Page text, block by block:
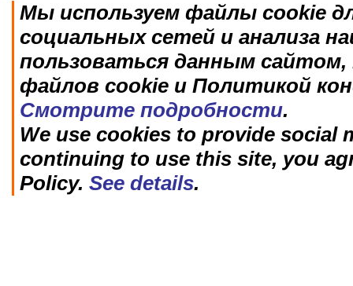
Мы используем файлы cookie
социальных сетей и анализа
пользоваться данным
файлов cookie и Политикой
Смотрите подробности.
We use cookies to provide social
continuing to use this site, you
Policy. See details.